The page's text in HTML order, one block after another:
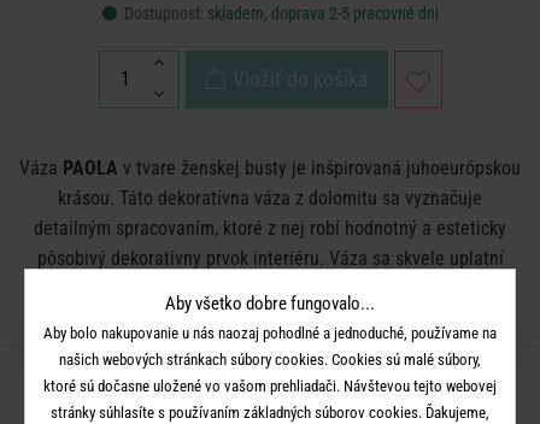
Dostupnosť: skladem, doprava 2-5 pracovné dni
Vložiť do košíka
Váza PAOLA v tvare ženskej busty je inšpirovaná juhoeurópskou
krásou. Táto dekoratívna váza z dolomitu sa vyznačuje
detailným spracovaním, ktoré z nej robí hodnotný a esteticky
pôsobivý dekoratívny prvok interiéru. Váza sa skvele uplatní
DETAILY PRODUKTU
Rozmery:
D 22 x Š 16 x V 26 cm
Aby všetko dobre fungovalo...
Aby bolo nakupovanie u nás naozaj pohodlné a jednoduché, používame na
našich webových stránkach súbory cookies. Cookies sú malé súbory,
ktoré sú dočasne uložené vo vašom prehliadači. Návštevou tejto webovej
stránky súhlasíte s používaním základných súborov cookies. Ďakujeme,